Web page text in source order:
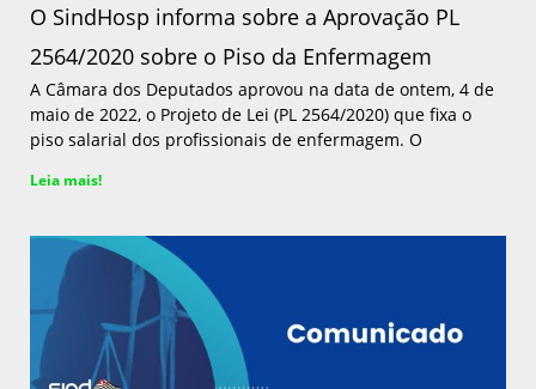
O SindHosp informa sobre a Aprovação PL
2564/2020 sobre o Piso da Enfermagem
A Câmara dos Deputados aprovou na data de ontem, 4 de
maio de 2022, o Projeto de Lei (PL 2564/2020) que fixa o
piso salarial dos profissionais de enfermagem. O
Leia mais!